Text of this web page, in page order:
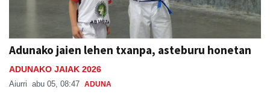
Adunako jaien lehen txanpa, asteburu honetan
ADUNAKO JAIAK 2026
Aiurri abu 05, 08:47 ADUNA